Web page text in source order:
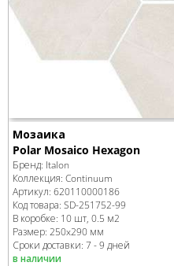
Мозаика
Polar Mosaico Hexagon
Бренд: Italon
Коллекция: Continuum
Артикул: 620110000186
Код товара: SD-251752-99
В коробке: 10 шт, 0.5 м2
Размер: 250x290 мм
Сроки доставки: 7 - 9 дней
в наличии